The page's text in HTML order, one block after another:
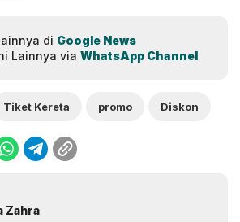
di Google News
Lainnya via WhatsApp Channel
Tiket Kereta promo Diskon
Zahra